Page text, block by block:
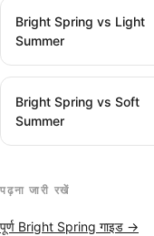
Bright Spring vs Light
Summer
Bright Spring vs Soft
Summer
पढ़ना जारी रखें
पूर्ण Bright Spring गाइड →